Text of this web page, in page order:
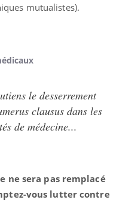
mutualistes).
le desserrement
clausus dans les
de médecine...
ne sera pas remplacé
vous lutter contre